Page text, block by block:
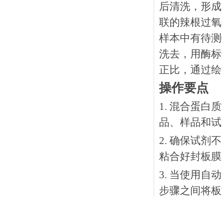
后清洗，形成
联的辣根过
样本中有待
洗去，用酶
正比，通过
操作要点
1. 混合蛋白
品、样品和
2. 确保试剂
粘合好封板
3. 当使用自
步骤之间将